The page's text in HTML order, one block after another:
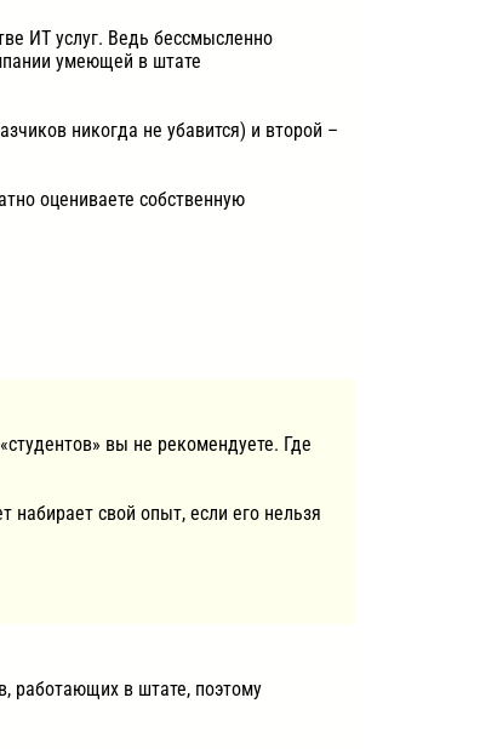
ИТ услуг. Ведь бессмысленно
умеющей в штате
никогда не убавится) и второй –
оцениваете собственную
вы не рекомендуете. Где
набирает свой опыт, если его нельзя
работающих в штате, поэтому